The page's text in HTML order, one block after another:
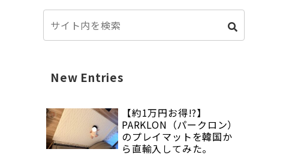
New Entries
【約1万円お得!?】
PARKLON（パークロン）
のプレイマットを韓国か
ら直輸入してみた。